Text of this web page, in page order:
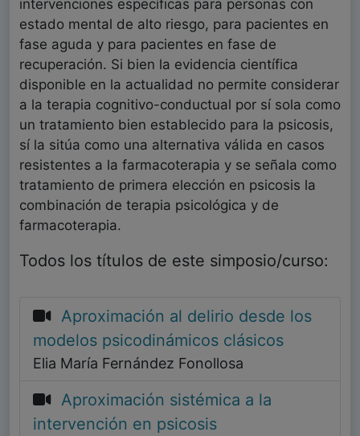
intervenciones específicas para personas con
estado mental de alto riesgo, para pacientes en
fase aguda y para pacientes en fase de
recuperación. Si bien la evidencia científica
disponible en la actualidad no permite considerar
a la terapia cognitivo-conductual por sí sola como
un tratamiento bien establecido para la psicosis,
sí la sitúa como una alternativa válida en casos
resistentes a la farmacoterapia y se señala como
tratamiento de primera elección en psicosis la
combinación de terapia psicológica y de
farmacoterapia.
Todos los títulos de este simposio/curso:
Aproximación al delirio desde los
modelos psicodinámicos clásicos
Elia María Fernández Fonollosa
Aproximación sistémica a la
intervención en psicosis